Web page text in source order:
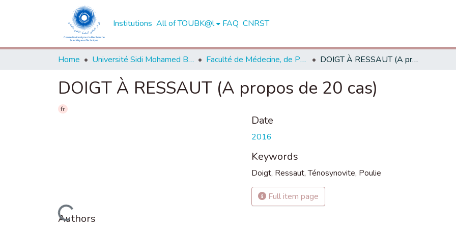
Institutions All of TOUBK@l FAQ CNRST
Home Université Sidi Mohamed Ben Abdellah de Fès Faculté de Médecine, de Pharmacie et de Médecine Dentaire - Fès DOIGT À RESSAUT (A propos de 20 cas)
DOIGT À RESSAUT (A propos de 20 cas)
fr
Authors
Date
2016
Keywords
Doigt, Ressaut,Ténosynovite, Poulie
Full item page